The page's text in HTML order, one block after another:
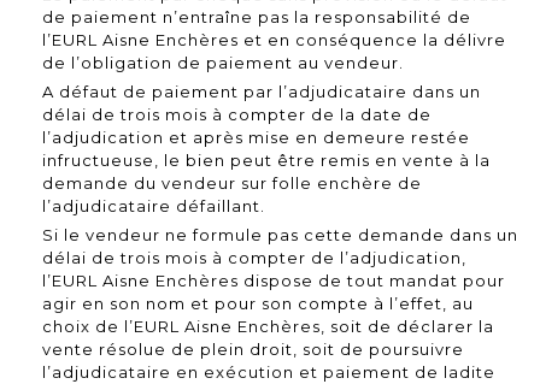
de paiement n’entraîne pas la responsabilité de
l’EURL Aisne Enchères et en conséquence la délivre
de l’obligation de paiement au vendeur.
A défaut de paiement par l’adjudicataire dans un
délai de trois mois à compter de la date de
l’adjudication et après mise en demeure restée
infructueuse, le bien peut être remis en vente à la
demande du vendeur sur folle enchère de
l’adjudicataire défaillant.
Si le vendeur ne formule pas cette demande dans un
délai de trois mois à compter de l’adjudication,
l’EURL Aisne Enchères dispose de tout mandat pour
agir en son nom et pour son compte à l’effet, au
choix de l’EURL Aisne Enchères, soit de déclarer la
vente résolue de plein droit, soit de poursuivre
l’adjudicataire en exécution et paiement de ladite